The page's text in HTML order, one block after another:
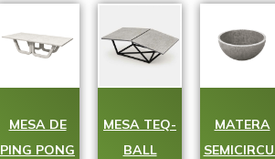
MESA DE
PING PONG
MESA TEQ-
BALL
MATERA